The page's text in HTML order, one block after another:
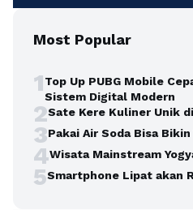
Most Popular
1Top Up PUBG Mobile
Sistem Digital Modern
2Sate Kere Kuliner Unik
3Pakai Air Soda Bisa
4Wisata Mainstream
5Smartphone Lipat akan